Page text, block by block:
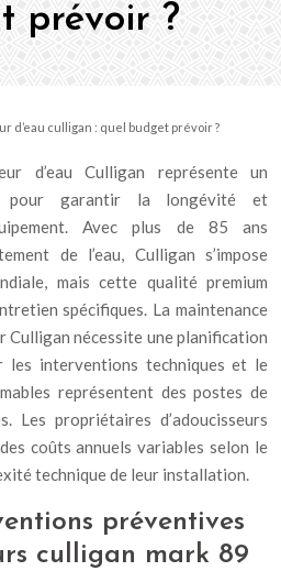
prévoir ?
d’eau culligan : quel budget prévoir ?
d’eau Culligan représente un
pour garantir la longévité et
Avec plus de 85 ans
de l’eau, Culligan s’impose
mais cette qualité premium
spécifiques. La maintenance
Culligan nécessite une planification
les interventions techniques et le
représentent des postes de
Les propriétaires d’adoucisseurs
coûts annuels variables selon le
technique de leur installation.
préventives
culligan mark 89